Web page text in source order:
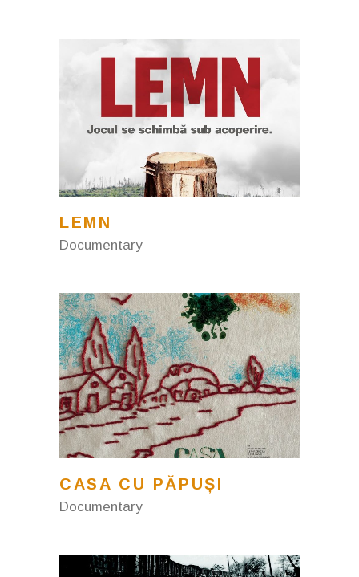
LEMN
Documentary
CASA CU PĂPUȘI
Documentary